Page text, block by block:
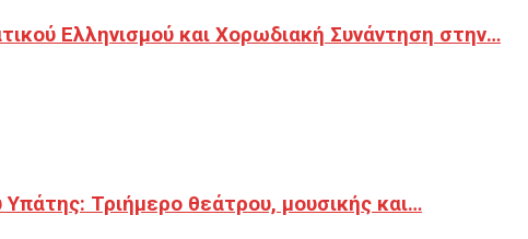
Ελληνισμού και Χορωδιακή Συνάντηση στην…
Τριήμερο θεάτρου, μουσικής και…